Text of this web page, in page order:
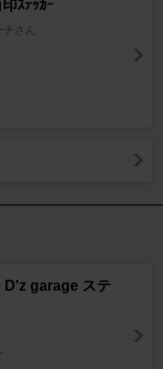
ｽﾃｯｶｰ
チさん
D'z garage ステ